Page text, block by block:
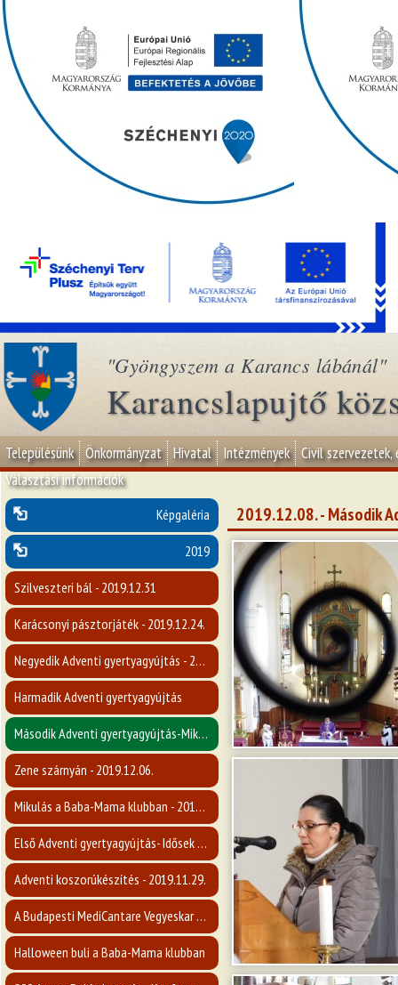
"Gyöngyszem a Karancs lábánál"
Karancslapujtő
Településünk Önkormányzat Hivatal Intézmények Civil szervezetek,
Választási információk
Képgaléria
2019
Szilveszteri bál - 2019.12.31
Karácsonyi pásztorjáték - 2019.12.24.
Negyedik Adventi gyertyagyújtás - 2019.12.22.
Harmadik Adventi gyertyagyújtás
Második Adventi gyertyagyújtás-Mikulásvárás - 2019.12.08.
Zene szárnyán - 2019.12.06.
Mikulás a Baba-Mama klubban - 2019.12.05.
Első Adventi gyertyagyújtás- Idősek napja
Adventi koszorúkészítés - 2019.11.29.
A Budapesti MediCantare Vegyeskar koncertje
Halloween buli a Baba-Mama klubban
2019.12.08. - Második